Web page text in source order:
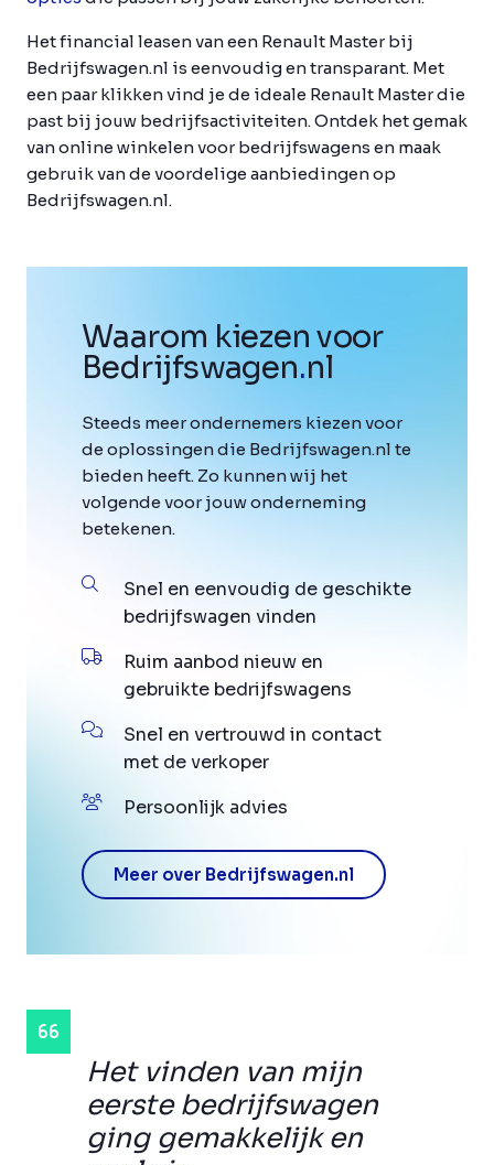
Het financial leasen van een Renault Master bij
Bedrijfswagen.nl is eenvoudig en transparant. Met
een paar klikken vind je de ideale Renault Master die
past bij jouw bedrijfsactiviteiten. Ontdek het gemak
van online winkelen voor bedrijfswagens en maak
gebruik van de voordelige aanbiedingen op
Bedrijfswagen.nl.
Het vinden van mijn
eerste bedrijfswagen
ging gemakkelijk en
Waarom kiezen voor
Bedrijfswagen.nl
Steeds meer ondernemers kiezen voor
de oplossingen die Bedrijfswagen.nl te
bieden heeft. Zo kunnen wij het
volgende voor jouw onderneming
betekenen.
Snel en eenvoudig de geschikte
bedrijfswagen vinden
Ruim aanbod nieuw en
gebruikte bedrijfswagens
Snel en vertrouwd in contact
met de verkoper
Persoonlijk advies
Meer over Bedrijfswagen.nl